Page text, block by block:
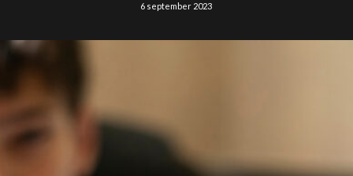
6 september 2023